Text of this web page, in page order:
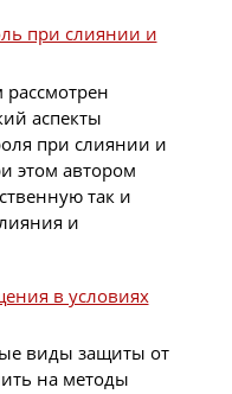
при слиянии и
рассмотрен
аспекты
при слиянии и
этом автором
так и
и
в условиях
виды защиты от
на методы